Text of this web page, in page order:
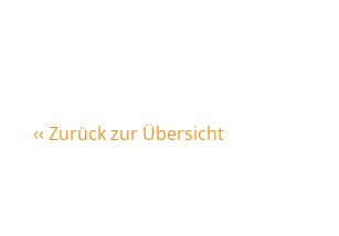
‹‹ Zurück zur Übersicht